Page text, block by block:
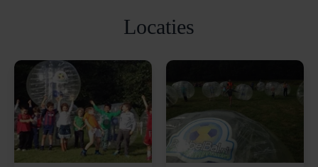
Locaties